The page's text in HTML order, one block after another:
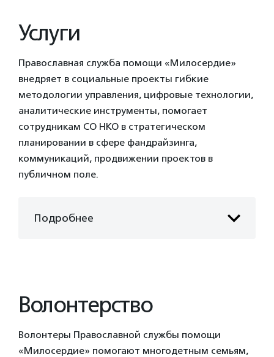
Услуги
Православная служба помощи «Милосердие»
внедряет в социальные проекты гибкие
методологии управления, цифровые технологии,
аналитические инструменты, помогает
сотрудникам СО НКО в стратегическом
планировании в сфере фандрайзинга,
коммуникаций, продвижении проектов в
публичном поле.
Подробнее
Волонтерство
Волонтеры Православной службы помощи
«Милосердие» помогают многодетным семьям,